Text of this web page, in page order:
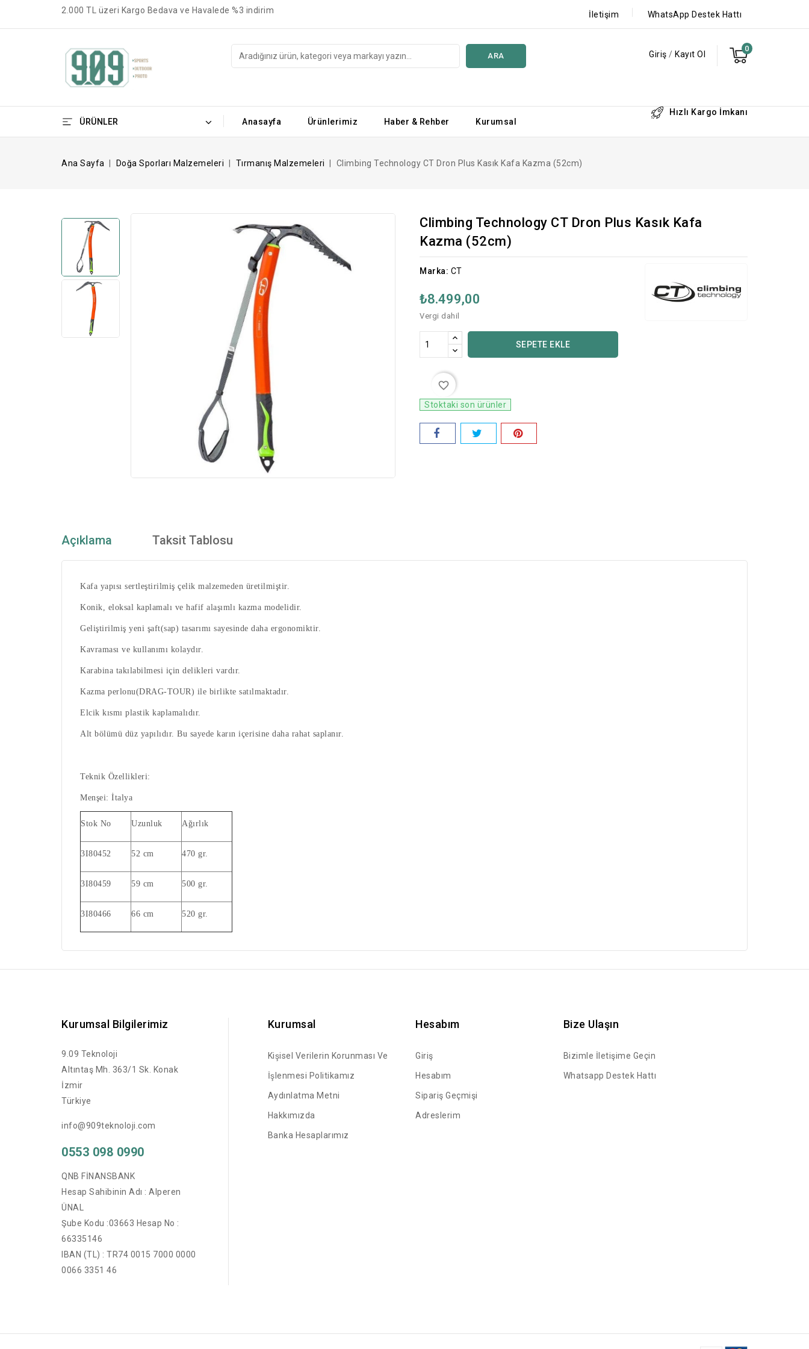
2.000 TL üzeri Kargo Bedava ve Havalede %3 indirim İletişim WhatsApp Destek Hattı
0
Giriş / Kayıt Ol
ARA
ÜRÜNLER Anasayfa Ürünlerimiz Haber & Rehber Kurumsal
Hızlı Kargo İmkanı
Ana Sayfa Doğa Sporları Malzemeleri Tırmanış Malzemeleri Climbing Technology CT Dron Plus Kasık Kafa Kazma (52cm)
Climbing Technology CT Dron Plus Kasık Kafa
Kazma (52cm)
Marka: CT
₺8.499,00
Vergi dahil
SEPETE EKLE
favorite_border
Stoktaki son ürünler
Açıklama Taksit Tablosu
Kafa yapısı sertleştirilmiş çelik malzemeden üretilmiştir.
Konik, eloksal kaplamalı ve hafif alaşımlı kazma modelidir.
Geliştirilmiş yeni şaft(sap) tasarımı sayesinde daha ergonomiktir.
Kavraması ve kullanımı kolaydır.
Karabina takılabilmesi için delikleri vardır.
Kazma perlonu(DRAG-TOUR) ile birlikte satılmaktadır.
Elcik kısmı plastik kaplamalıdır.
Alt bölümü düz yapılıdır. Bu sayede karın içerisine daha rahat saplanır.
Teknik Özellikleri:
Menşei: İtalya
Stok No Uzunluk Ağırlık
3I80452 52 cm 470 gr.
3I80459 59 cm 500 gr.
3I80466 66 cm 520 gr.
Kurumsal Bilgilerimiz
9.09 Teknoloji
Altıntaş Mh. 363/1 Sk. Konak
İzmir
Türkiye
info@909teknoloji.com
0553 098 0990
QNB FİNANSBANK
Hesap Sahibinin Adı : Alperen
ÜNAL
Şube Kodu :03663 Hesap No :
66335146
IBAN (TL) : TR74 0015 7000 0000
0066 3351 46
Kurumsal
Kişisel Verilerin Korunması Ve
İşlenmesi Politikamız
Aydınlatma Metni
Hakkımızda
Banka Hesaplarımız
Hesabım
Giriş
Hesabım
Sipariş Geçmişi
Adreslerim
Bize Ulaşın
Bizimle İletişime Geçin
Whatsapp Destek Hattı